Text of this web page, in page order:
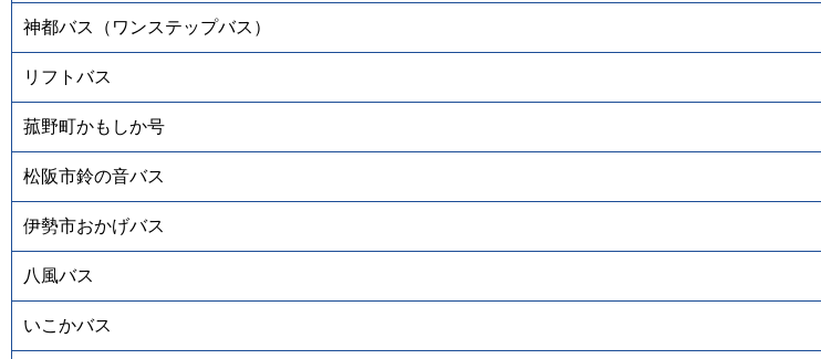
神都バス（ワンステップバス）
リフトバス
菰野町かもしか号
松阪市鈴の音バス
伊勢市おかげバス
八風バス
いこかバス